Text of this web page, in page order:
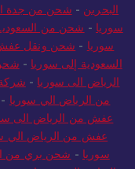
البحرين - شحن من جدة
سوريا - شحن من
سوريا - شحن ونقل عفش
السعودية إلى سوريا -
الرياض الى سوريا -
من الرياض الي سوريا -
عفش من الرياض الى
عفش من الرياض الي
سوريا - شحن بري من